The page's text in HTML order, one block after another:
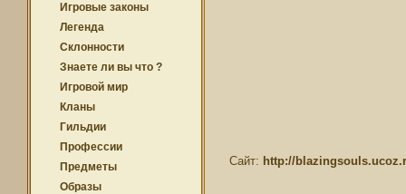
Игровые законы
Легенда
Cклонности
Знаете ли вы что ?
Игровой мир
Кланы
Гильдии
Профессии
Предметы
Образы
Сайт: http://